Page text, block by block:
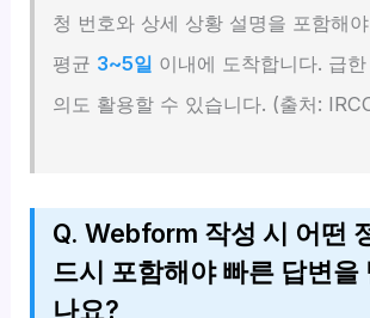
청 번호와 상세 상황 설명을 포함해
평균 3~5일 이내에 도착합니다. 급
의도 활용할 수 있습니다. (출처:
Q. Webform 작성 시 어떤
드시 포함해야 빠른 답변을
나요?